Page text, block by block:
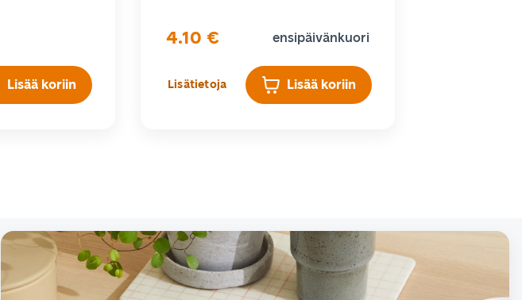
Lisää koriin
4.10 € ensipäivänkuori
Lisätietoja Lisää koriin